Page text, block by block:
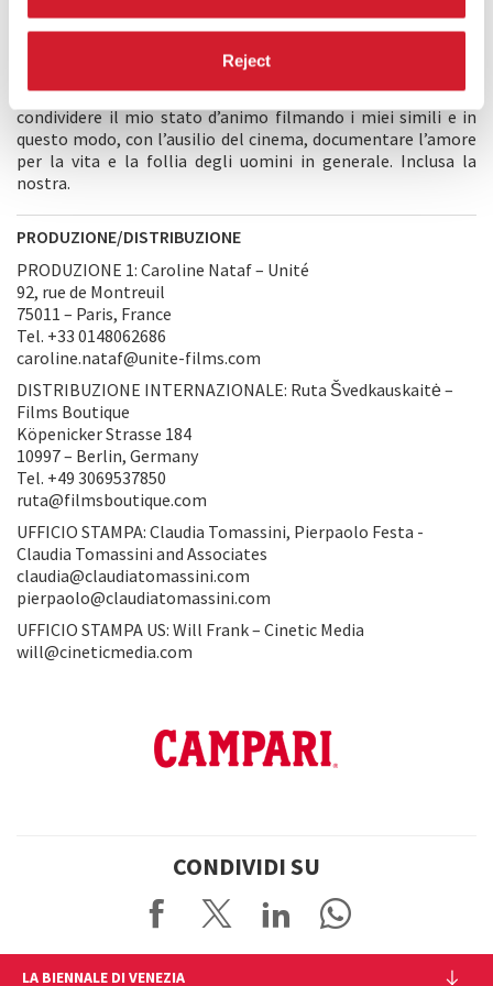
Reject
ucraina, ho avvertito l’urgenza di rivolgermi al cinema. Sono
francese, amo l’Ucraina e non capisco perché le potenze
occidentali non abbiano messo fine a questo devastante
conflitto alle porte dell’Europa. Sono perplesso e voglio
condividere il mio stato d’animo filmando i miei simili e in
questo modo, con l’ausilio del cinema, documentare l’amore
per la vita e la follia degli uomini in generale. Inclusa la
nostra.
PRODUZIONE/DISTRIBUZIONE
PRODUZIONE 1: Caroline Nataf – Unité
92, rue de Montreuil
75011 – Paris, France
Tel. +33 0148062686
caroline.nataf@unite-films.com
DISTRIBUZIONE INTERNAZIONALE: Ruta Švedkauskaitė –
Films Boutique
Köpenicker Strasse 184
10997 – Berlin, Germany
Tel. +49 3069537850
ruta@filmsboutique.com
UFFICIO STAMPA: Claudia Tomassini, Pierpaolo Festa -
Claudia Tomassini and Associates
claudia@claudiatomassini.com
pierpaolo@claudiatomassini.com
UFFICIO STAMPA US: Will Frank – Cinetic Media
will@cineticmedia.com
CONDIVIDI SU
LA BIENNALE DI VENEZIA